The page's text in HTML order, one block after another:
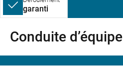
garanti
Conduite d’équipe